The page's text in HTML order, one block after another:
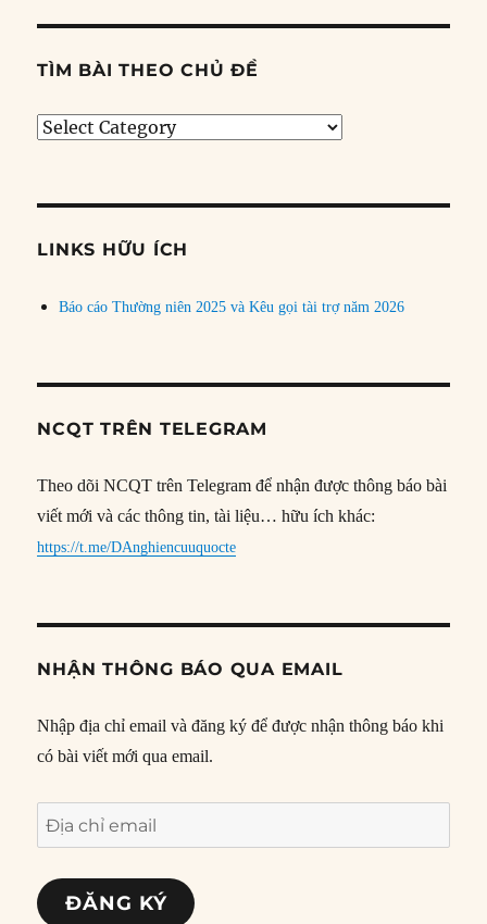
TÌM BÀI THEO CHỦ ĐỀ
Tìm
đề
LINKS HỮU ÍCH
Báo cáo Thường niên 2025 và Kêu gọi tài trợ năm 2026
NCQT TRÊN TELEGRAM
Theo dõi NCQT trên Telegram để nhận được thông báo bài
viết mới và các thông tin, tài liệu… hữu ích khác:
https://t.me/DAnghiencuuquocte
NHẬN THÔNG BÁO QUA EMAIL
Nhập địa chỉ email và đăng ký để được nhận thông báo khi
có bài viết mới qua email.
Địa
chỉ
email
ĐĂNG KÝ